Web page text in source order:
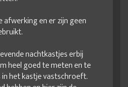
en er zijn geen
nachtkastjes erbij
heel goed te meten en te
in het kastje vastschroeft.